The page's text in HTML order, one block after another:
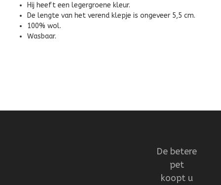
Hij heeft een legergroene kleur.
De lengte van het verend klepje is ongeveer 5,5 cm.
100% wol.
Wasbaar.
De betere
pet
koopt u